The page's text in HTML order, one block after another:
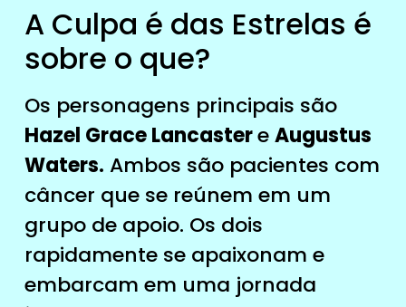
A Culpa é das Estrelas é
sobre o que?
Os personagens principais são
Hazel Grace LancastereAugustus
Waters. Ambos são pacientes com
câncer que se reúnem em um
grupo de apoio. Os dois
rapidamente se apaixonam e
embarcam em uma jornada